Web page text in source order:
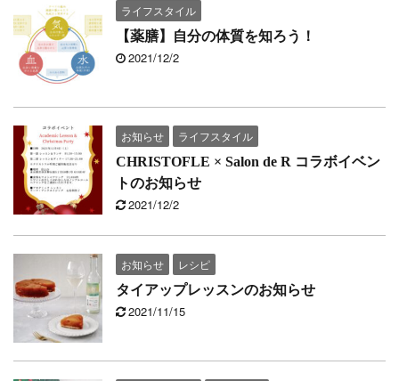
ライフスタイル
【薬膳】自分の体質を知ろう！
2021/12/2
お知らせ
ライフスタイル
CHRISTOFLE × Salon de R コラボイベン
トのお知らせ
2021/12/2
お知らせ
レシピ
タイアップレッスンのお知らせ
2021/11/15